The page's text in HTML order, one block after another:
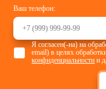
Ваш телефон:
Я согласен(-на) на
email) в целях
конфиденциальности и